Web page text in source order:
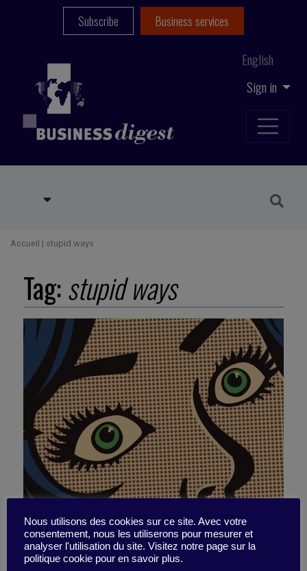
Sign in
English
Subscribe Business services
Accueil | stupid ways
Tag:stupid ways
Serious idiocy
Nous utilisons des cookies sur ce site. Avec votre
consentement, nous les utiliserons pour mesurer et
analyser l'utilisation du site. Visitez notre page sur la
politique cookie pour en savoir plus.